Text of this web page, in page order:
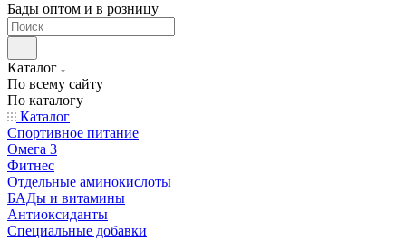
Бады оптом и в розницу
Каталог
По всему сайту
По каталогу
Каталог
Спортивное питание
Омега 3
Фитнес
Отдельные аминокислоты
БАДы и витамины
Антиоксиданты
Специальные добавки